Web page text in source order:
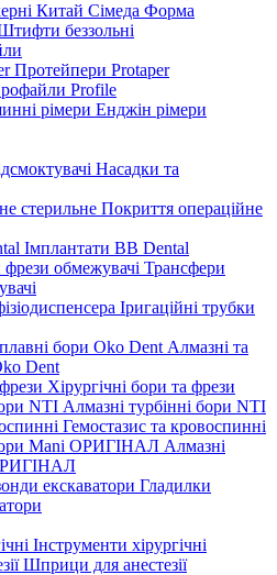
Китай Сімеда Форма
беззольні
Протейпери Protaper
Profile
Енджін рімери
Насадки та
Покриття операційне
Імплантати BB Dental
Трансфери
Іригаційні трубки
Алмазні та
Dent
Хірургічні бори та фрези
Алмазні турбінні бори NTI
Гемостазис та кровоспинні
Алмазні
Гладилки
Інструменти хірургічні
Шприци для анестезії